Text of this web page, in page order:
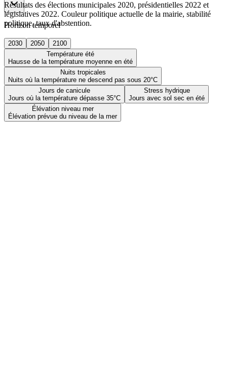
Horizon temporel
2030 2050
2100
Température été
Hausse de la température moyenne en été
Nuits tropicales
Nuits où la température ne descend pas sous 20°C
Jours de canicule
Jours où la température dépasse 35°C
Stress hydrique
Jours avec sol sec en été
Élévation niveau mer
Élévation prévue du niveau de la mer
Résultats des élections municipales 2020, présidentielles 2022 et
législatives 2022. Couleur politique actuelle de la mairie, stabilité
politique, taux d'abstention.